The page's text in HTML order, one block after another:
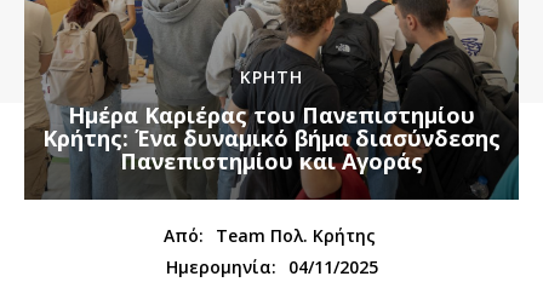
ΚΡΗΤΗ
Ημέρα Καριέρας του Πανεπιστημίου
Κρήτης: Ένα δυναμικό βήμα διασύνδεσης
Πανεπιστημίου και Αγοράς
Από:
Team Πολ. Κρήτης
Ημερομηνία:
04/11/2025